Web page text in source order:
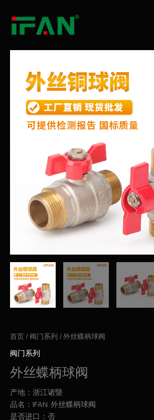
首页 / 阀门系列 / 外丝蝶柄球阀
阀门系列
外丝蝶柄球阀
产地：浙江诸暨
品名：IFAN 外丝蝶柄球阀
是否进口：否